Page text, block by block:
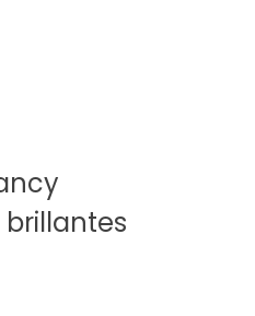
brillantes